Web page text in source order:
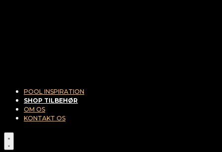
POOL INSPIRATION
SHOP TILBEHØR
OM OS
KONTAKT OS